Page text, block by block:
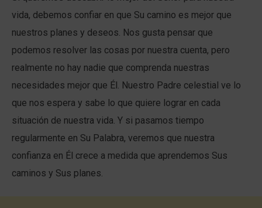
vida, debemos confiar en que Su camino es mejor que
nuestros planes y deseos. Nos gusta pensar que
podemos resolver las cosas por nuestra cuenta, pero
realmente no hay nadie que comprenda nuestras
necesidades mejor que Él. Nuestro Padre celestial ve lo
que nos espera y sabe lo que quiere lograr en cada
situación de nuestra vida. Y si pasamos tiempo
regularmente en Su Palabra, veremos que nuestra
confianza en Él crece a medida que aprendemos Sus
caminos y Sus planes.